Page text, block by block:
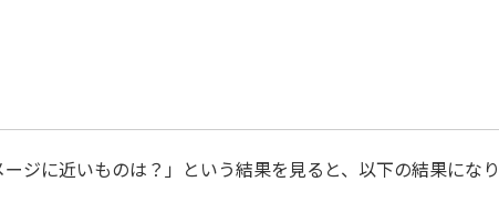
ジに近いものは？」という結果を見ると、以下の結果になり